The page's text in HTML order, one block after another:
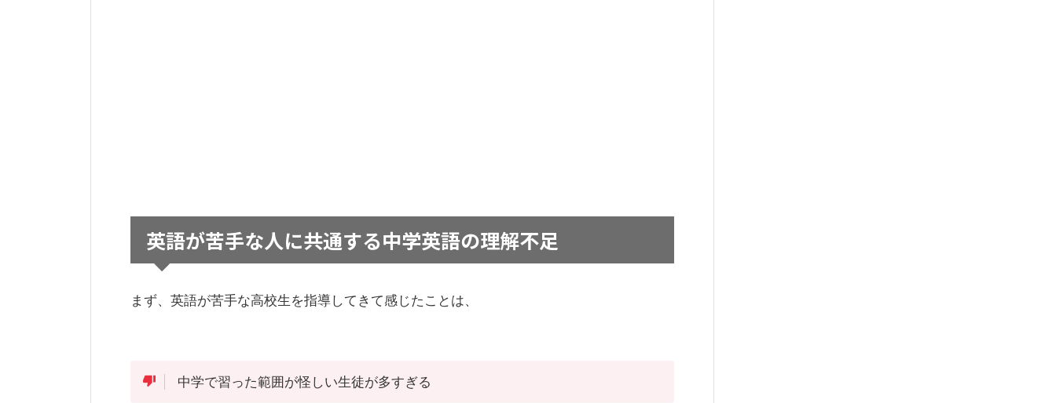
英語が苦手な人に共通する中学英語の理解不足
まず、英語が苦手な高校生を指導してきて感じたことは、
中学で習った範囲が怪しい生徒が多すぎる